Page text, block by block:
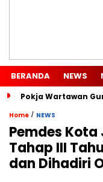
BERANDA NEWS
Pokja Wartawan
Home / NEWS
Pemdes Kota
Tahap III
dan Dihadiri